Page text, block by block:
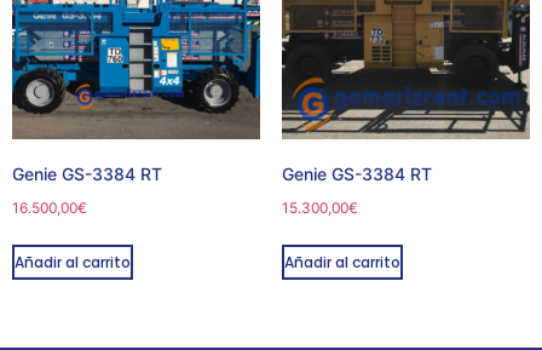
Genie GS-3384 RT
16.500,00€
Añadir al carrito
Genie GS-3384 RT
15.300,00€
Añadir al carrito